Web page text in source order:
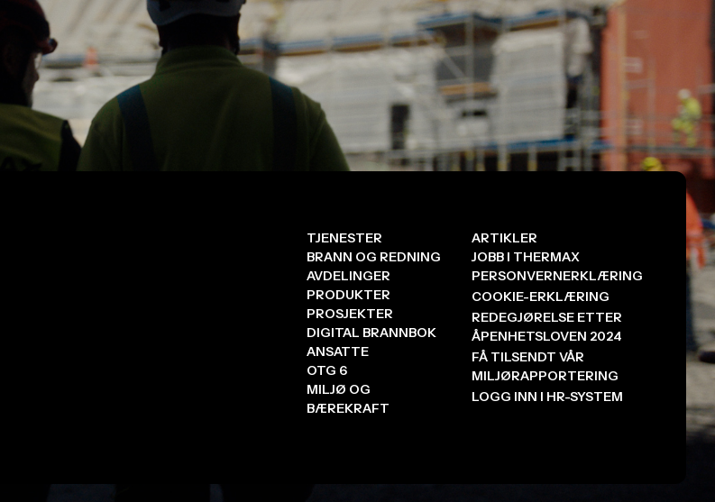
TJENESTER
BRANN OG REDNING
AVDELINGER
PRODUKTER
PROSJEKTER
DIGITAL BRANNBOK
ANSATTE
OTG 6
MILJØ OG
BÆREKRAFT
ARTIKLER
JOBB I THERMAX
PERSONVERNERKLÆRING
COOKIE-ERKLÆRING
REDEGJØRELSE ETTER
ÅPENHETSLOVEN 2024
FÅ TILSENDT VÅR
MILJØRAPPORTERING
LOGG INN I HR-SYSTEM